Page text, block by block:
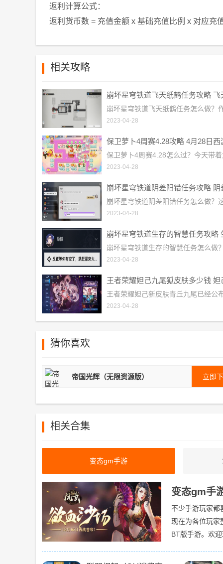
返利计算公式：
返利货币数 = 充值金额 x 基础充值比例 x 对应充
相关攻略
2023-04-28
2023-04-28
2023-04-28
2023-04-28
2023-04-28
猜你喜欢
帝国光辉（无限资源版） 立即
相关合集
变态gm手游
变态gm手
不少手游玩家都
现在为各位玩家
BT版手游。欢